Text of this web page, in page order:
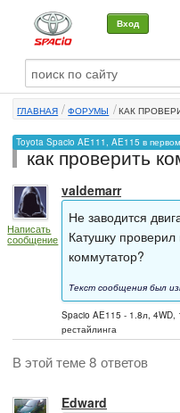
Вход
О машине
Автоклуб
Форумы
Сервисы и услуги
Новости
ГЛАВНАЯ ФОРУМЫ КАК
Toyota Spacio AE111, AE115 в первом
как проверить
Написать
сообщение
valdemarr
Не заводится
Катушку
коммутатор?
Текст сообщения был
Spacio AE115 - 1.8л, 4WD,
рестайлинга
В этой теме 8 ответов
Edward